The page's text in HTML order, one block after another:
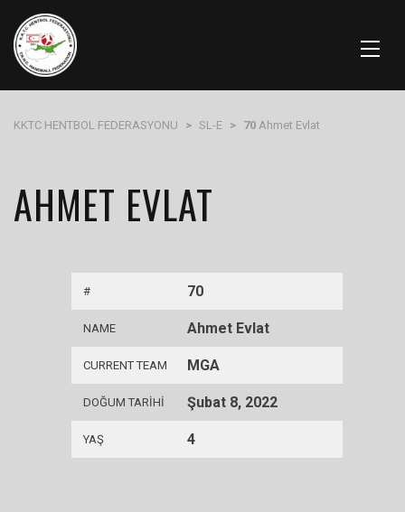
KKTC HENTBOL FEDERASYONU > SL-E > 70 Ahmet Evlat
AHMET EVLAT
# 70
NAME Ahmet Evlat
CURRENT TEAM MGA
DOĞUM TARIHI Şubat 8, 2022
YAŞ 4